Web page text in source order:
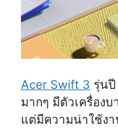
Acer Swift 3 รุ่น
มากๆ มีตัวเครื่อง
แต่มีความน่าใช้ง